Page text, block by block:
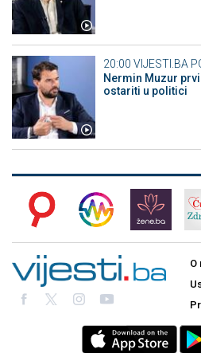
20:00 VIJESTI.BA
Nermin Muzur
ostariti u politici
O